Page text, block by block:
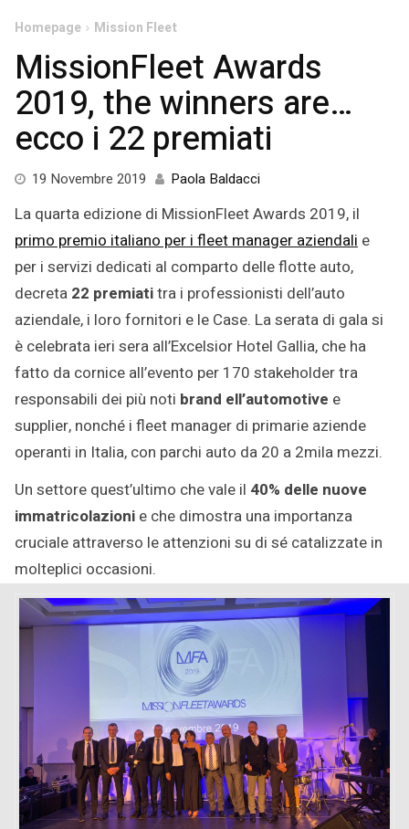
Homepage Mission Fleet
MissionFleet Awards
2019, the winners are…
ecco i 22 premiati
19 Novembre 2019 25
2019
Paola Baldacci
La quarta edizione di MissionFleet Awards 2019, il
primo premio italiano per i fleet manager aziendali e
per i servizi dedicati al comparto delle flotte auto,
decreta 22 premiatitra i professionisti dell’auto
aziendale, i loro fornitori e le Case. La serata di gala si
è celebrata ieri sera all’Excelsior Hotel Gallia, che ha
fatto da cornice all’evento per 170 stakeholder tra
responsabili dei più noti brand ell’automotive e
supplier, nonché i fleet manager di primarie aziende
operanti in Italia, con parchi auto da 20 a 2mila mezzi.
Un settore quest’ultimo che vale il 40% delle nuove
immatricolazioni e che dimostra una importanza
cruciale attraverso le attenzioni su di sé catalizzate in
molteplici occasioni.